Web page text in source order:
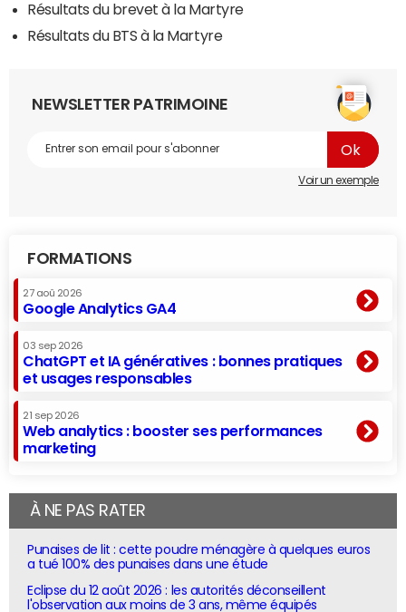
Résultats du brevet à la Martyre
Résultats du BTS à la Martyre
NEWSLETTER PATRIMOINE
Voir un exemple
FORMATIONS
27 aoû 2026
Google Analytics GA4
03 sep 2026
ChatGPT et IA génératives : bonnes pratiques
et usages responsables
21 sep 2026
Web analytics : booster ses performances
marketing
À NE PAS RATER
Punaises de lit : cette poudre ménagère à quelques euros
a tué 100% des punaises dans une étude
Eclipse du 12 août 2026 : les autorités déconseillent
l'observation aux moins de 3 ans, même équipés